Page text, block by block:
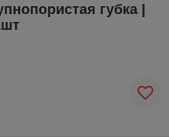
губка |